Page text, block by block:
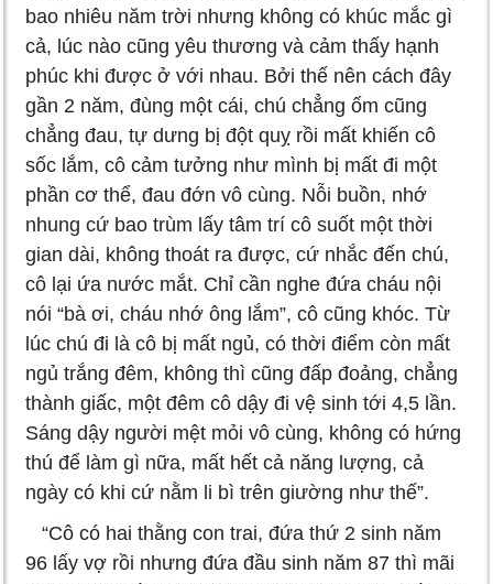
bao nhiêu năm trời nhưng không có khúc mắc gì
cả, lúc nào cũng yêu thương và cảm thấy hạnh
phúc khi được ở với nhau. Bởi thế nên cách đây
gần 2 năm, đùng một cái, chú chẳng ốm cũng
chẳng đau, tự dưng bị đột quỵ rồi mất khiến cô
sốc lắm, cô cảm tưởng như mình bị mất đi một
phần cơ thể, đau đớn vô cùng. Nỗi buồn, nhớ
nhung cứ bao trùm lấy tâm trí cô suốt một thời
gian dài, không thoát ra được, cứ nhắc đến chú,
cô lại ứa nước mắt. Chỉ cần nghe đứa cháu nội
nói “bà ơi, cháu nhớ ông lắm”, cô cũng khóc. Từ
lúc chú đi là cô bị mất ngủ, có thời điểm còn mất
ngủ trắng đêm, không thì cũng đấp đoảng, chẳng
thành giấc, một đêm cô dậy đi vệ sinh tới 4,5 lần.
Sáng dậy người mệt mỏi vô cùng, không có hứng
thú để làm gì nữa, mất hết cả năng lượng, cả
ngày có khi cứ nằm li bì trên giường như thế”.
“Cô có hai thằng con trai, đứa thứ 2 sinh năm
96 lấy vợ rồi nhưng đứa đầu sinh năm 87 thì mãi